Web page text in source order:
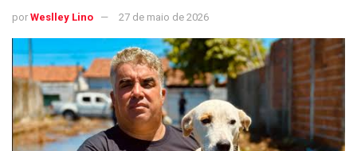
por Weslley Lino 27 de maio de 2026